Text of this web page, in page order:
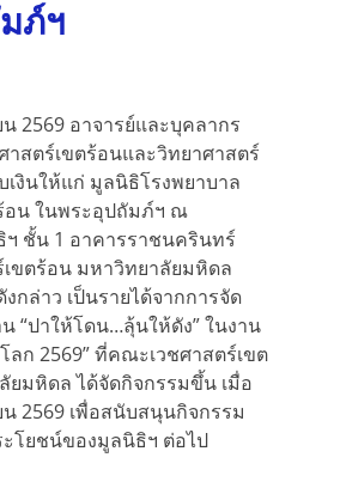
ภ์ฯ
2569 อาจารย์และบุคลากร
สตร์เขตร้อนและวิทยาศาสตร์
งินให้แก่ มูลนิธิโรงพยาบาล
อน ในพระอุปถัมภ์ฯ ณ
ชั้น 1 อาคารราชนครินทร์
ขตร้อน มหาวิทยาลัยมหิดล
กล่าว เป็นรายได้จากการจัด
“ปาให้โดน…ลุ้นให้ดัง” ในงาน
ลก 2569” ที่คณะเวชศาสตร์เขต
ยมหิดล ได้จัดกิจกรรมขึ้น เมื่อ
2569 เพื่อสนับสนุนกิจกรรม
โยชน์ของมูลนิธิฯ ต่อไป